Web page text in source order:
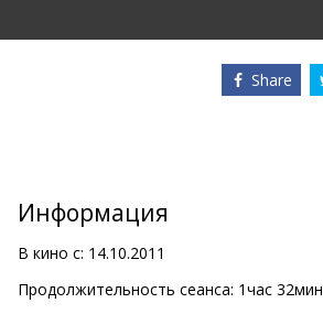
Share
Информация
В кино с: 14.10.2011
Продолжительность сеанса: 1час 32мин